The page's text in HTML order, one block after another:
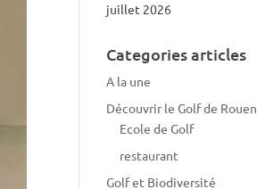
juillet 2026
Categories articles
A la une
Découvrir le Golf de Rouen
Ecole de Golf
restaurant
Golf et Biodiversité